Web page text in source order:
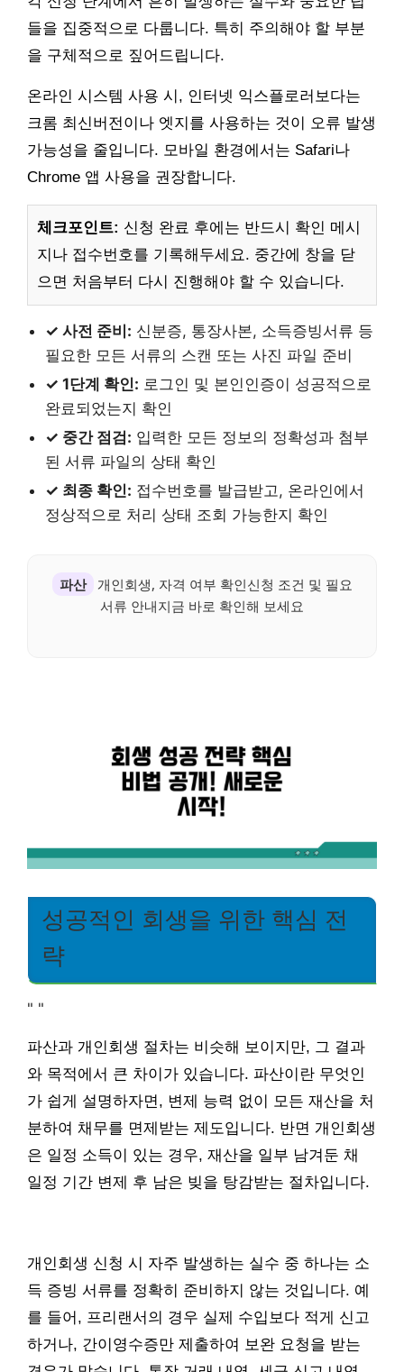
들을 집중적으로 다룹니다. 특히 주의해야 할 부분
을 구체적으로 짚어드립니다.
온라인 시스템 사용 시, 인터넷 익스플로러보다는
크롬 최신버전이나 엣지를 사용하는 것이 오류 발생
가능성을 줄입니다. 모바일 환경에서는 Safari나
Chrome 앱 사용을 권장합니다.
체크포인트: 신청 완료 후에는 반드시 확인 메시
지나 접수번호를 기록해두세요. 중간에 창을 닫
으면 처음부터 다시 진행해야 할 수 있습니다.
✓ 사전 준비: 신분증, 통장사본, 소득증빙서류 등
필요한 모든 서류의 스캔 또는 사진 파일 준비
✓ 1단계 확인: 로그인 및 본인인증이 성공적으로
완료되었는지 확인
✓ 중간 점검: 입력한 모든 정보의 정확성과 첨부
된 서류 파일의 상태 확인
✓ 최종 확인: 접수번호를 발급받고, 온라인에서
정상적으로 처리 상태 조회 가능한지 확인
파산
개인회생, 자격 여부 확인신청 조건 및 필요
서류 안내지금 바로 확인해 보세요
성공적인 회생을 위한 핵심 전
략
" "
파산과 개인회생 절차는 비슷해 보이지만, 그 결과
와 목적에서 큰 차이가 있습니다. 파산이란 무엇인
가 쉽게 설명하자면, 변제 능력 없이 모든 재산을 처
분하여 채무를 면제받는 제도입니다. 반면 개인회생
은 일정 소득이 있는 경우, 재산을 일부 남겨둔 채
일정 기간 변제 후 남은 빚을 탕감받는 절차입니다.
개인회생 신청 시 자주 발생하는 실수 중 하나는 소
득 증빙 서류를 정확히 준비하지 않는 것입니다. 예
를 들어, 프리랜서의 경우 실제 수입보다 적게 신고
하거나, 간이영수증만 제출하여 보완 요청을 받는